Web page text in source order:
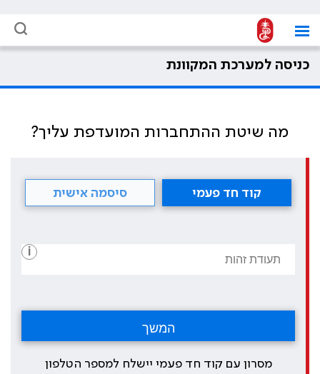
כניסה למערכת המקוונת
מה שיטת ההתחברות המועדפת עליך?
קוד חד פעמי סיסמה אישית
i
מסרון עם קוד חד פעמי יישלח למספר הטלפון